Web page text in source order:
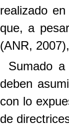
realizado
que, a
(ANR,
Sumado
deben
con lo
de